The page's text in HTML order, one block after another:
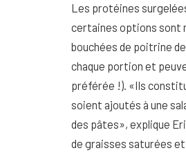
Les protéines
certaines options sont
bouchées de poitrine
chaque portion et
préférée !). «Ils
soient ajoutés à une
des pâtes», explique
de graisses saturées